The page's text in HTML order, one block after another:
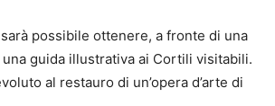
sarà possibile ottenere, a fronte di una
guida illustrativa ai Cortili visitabili.
al restauro di un’opera d’arte di